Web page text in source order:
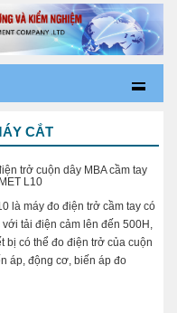
CẮT
trở cuộn dây MBA cầm tay
L10
là máy đo điện trở cầm tay có
tải điện cảm lên đến 500H,
bị có thể đo điện trở của cuộn
áp, động cơ, biến áp đo